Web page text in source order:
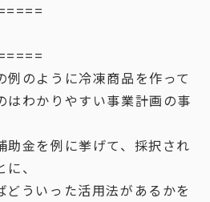
のように冷凍商品を作って
はわかりやすい事業計画の事
助金を例に挙げて、採択され
、
ういった活用法があるかを